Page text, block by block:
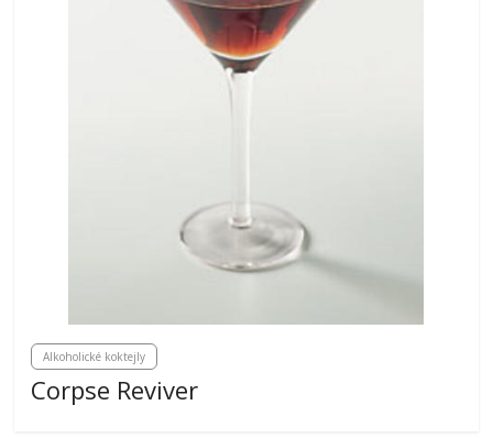
Alkoholické koktejly
Corpse Reviver